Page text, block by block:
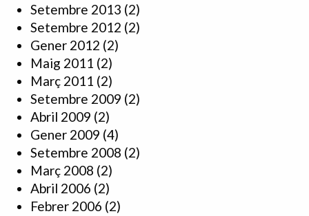
Setembre 2013 (2)
Setembre 2012 (2)
Gener 2012 (2)
Maig 2011 (2)
Març 2011 (2)
Setembre 2009 (2)
Abril 2009 (2)
Gener 2009 (4)
Setembre 2008 (2)
Març 2008 (2)
Abril 2006 (2)
Febrer 2006 (2)